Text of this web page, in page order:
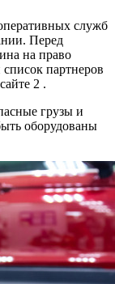
служб
Перед
на право
партнеров
2 .
грузы и
оборудованы